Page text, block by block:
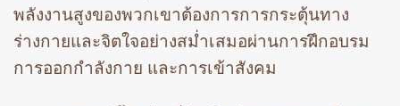
พลังงานสูงของพวกเขาต้องการการกระตุ้นทาง
ร่างกายและจิตใจอย่างสม่ำเสมอผ่านการฝึกอบรม
การออกกำลังกาย และการเข้าสังคม